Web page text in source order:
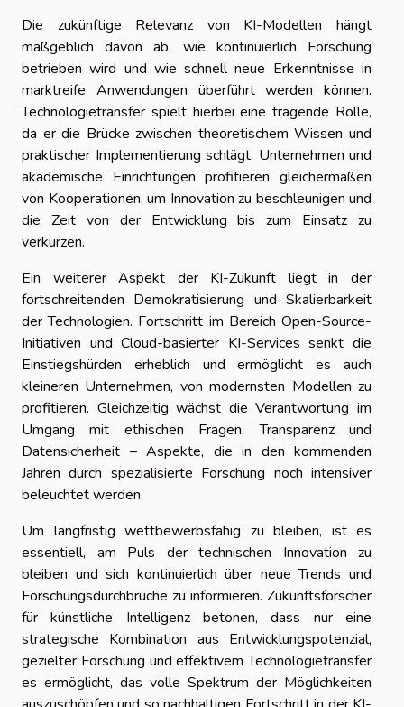
Die zukünftige Relevanz von KI-Modellen hängt
maßgeblich davon ab, wie kontinuierlich Forschung
betrieben wird und wie schnell neue Erkenntnisse in
marktreife Anwendungen überführt werden können.
Technologietransfer spielt hierbei eine tragende Rolle,
da er die Brücke zwischen theoretischem Wissen und
praktischer Implementierung schlägt. Unternehmen und
akademische Einrichtungen profitieren gleichermaßen
von Kooperationen, um Innovation zu beschleunigen und
die Zeit von der Entwicklung bis zum Einsatz zu
verkürzen.
Ein weiterer Aspekt der KI-Zukunft liegt in der
fortschreitenden Demokratisierung und Skalierbarkeit
der Technologien. Fortschritt im Bereich Open-Source-
Initiativen und Cloud-basierter KI-Services senkt die
Einstiegshürden erheblich und ermöglicht es auch
kleineren Unternehmen, von modernsten Modellen zu
profitieren. Gleichzeitig wächst die Verantwortung im
Umgang mit ethischen Fragen, Transparenz und
Datensicherheit – Aspekte, die in den kommenden
Jahren durch spezialisierte Forschung noch intensiver
beleuchtet werden.
Um langfristig wettbewerbsfähig zu bleiben, ist es
essentiell, am Puls der technischen Innovation zu
bleiben und sich kontinuierlich über neue Trends und
Forschungsdurchbrüche zu informieren. Zukunftsforscher
für künstliche Intelligenz betonen, dass nur eine
strategische Kombination aus Entwicklungspotenzial,
gezielter Forschung und effektivem Technologietransfer
es ermöglicht, das volle Spektrum der Möglichkeiten